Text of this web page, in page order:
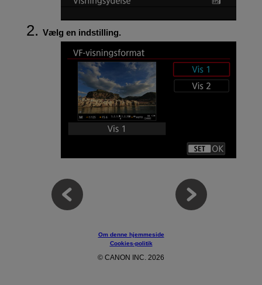
Vælg en indstilling.
Om denne hjemmeside
Cookies-politik
© CANON INC. 2026